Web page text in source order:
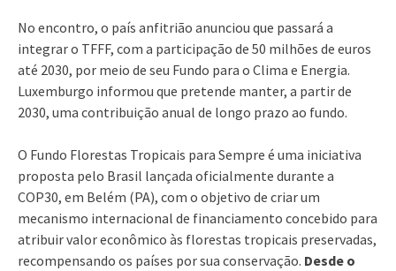
No encontro, o país anfitrião anunciou que passará a
integrar o TFFF, com a participação de 50 milhões de euros
até 2030, por meio de seu Fundo para o Clima e Energia.
Luxemburgo informou que pretende manter, a partir de
2030, uma contribuição anual de longo prazo ao fundo.
O Fundo Florestas Tropicais para Sempre é uma iniciativa
proposta pelo Brasil lançada oficialmente durante a
COP30, em Belém (PA), com o objetivo de criar um
mecanismo internacional de financiamento concebido para
atribuir valor econômico às florestas tropicais preservadas,
recompensando os países por sua conservação. Desde o